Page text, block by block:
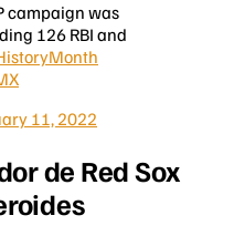
campaign was
126 RBI and
11, 2022
de Red Sox